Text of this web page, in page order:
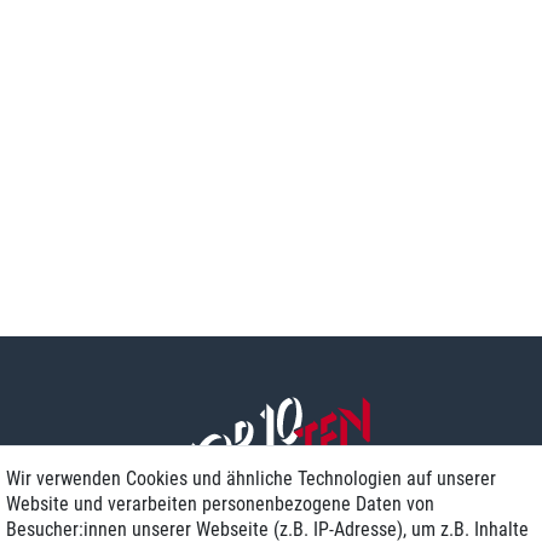
Wir verwenden Cookies und ähnliche Technologien auf unserer
Website und verarbeiten personenbezogene Daten von
Besucher:innen unserer Webseite (z.B. IP-Adresse), um z.B. Inhalte